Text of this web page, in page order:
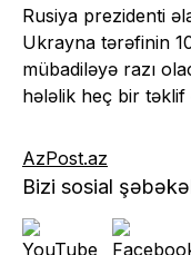
Rusiya prezidenti
Ukrayna tərəfinin
mübadiləyə razı
hələlik heç bir təklif
AzPost.az
Bizi sosial